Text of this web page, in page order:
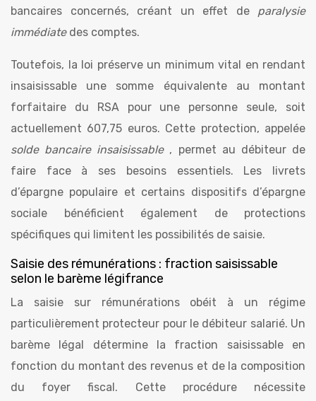
bancaires concernés, créant un effet de paralysie
immédiate des comptes.
Toutefois, la loi préserve un minimum vital en rendant
insaisissable une somme équivalente au montant
forfaitaire du RSA pour une personne seule, soit
actuellement 607,75 euros. Cette protection, appelée
solde bancaire insaisissable , permet au débiteur de
faire face à ses besoins essentiels. Les livrets
d’épargne populaire et certains dispositifs d’épargne
sociale bénéficient également de protections
spécifiques qui limitent les possibilités de saisie.
Saisie des rémunérations : fraction saisissable
selon le barème légifrance
La saisie sur rémunérations obéit à un régime
particulièrement protecteur pour le débiteur salarié. Un
barème légal détermine la fraction saisissable en
fonction du montant des revenus et de la composition
du foyer fiscal. Cette procédure nécessite